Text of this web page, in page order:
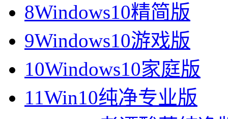
8Windows10精简版
9Windows10游戏版
10Windows10家庭版
11Win10纯净专业版